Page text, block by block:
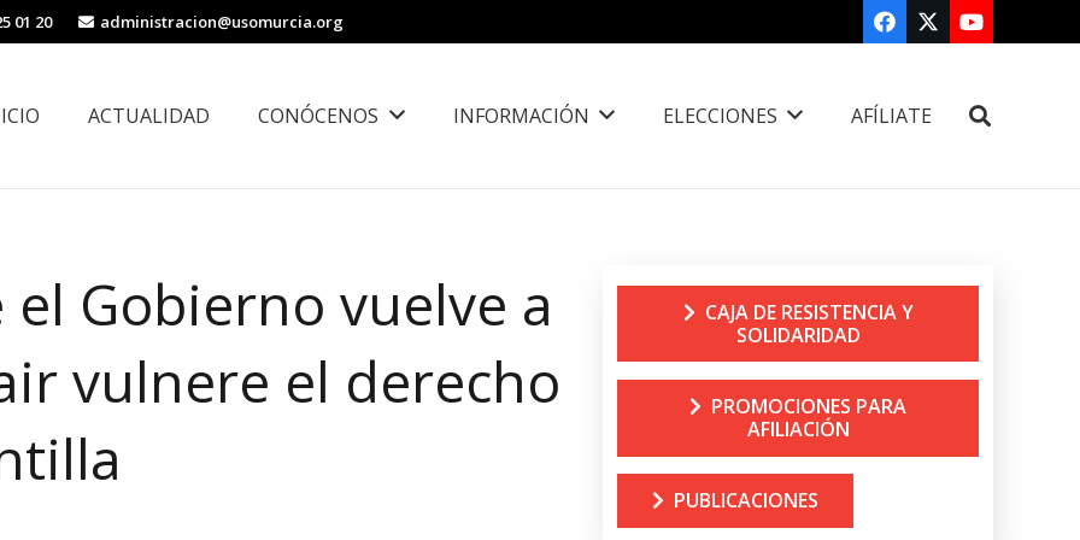
01 20 administracion@usomurcia.org
ACTUALIDAD CONÓCENOS INFORMACIÓN ELECCIONES AFÍLIATE
Gobierno vuelve a
vulnere el derecho
CAJA DE RESISTENCIA Y
SOLIDARIDAD
PROMOCIONES PARA
AFILIACIÓN
PUBLICACIONES